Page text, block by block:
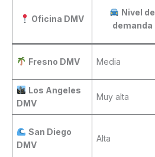
Oficina DMV
Nivel de
demanda
Fresno DMV Media
Los Angeles
DMV
Muy alta
San Diego
DMV
Alta